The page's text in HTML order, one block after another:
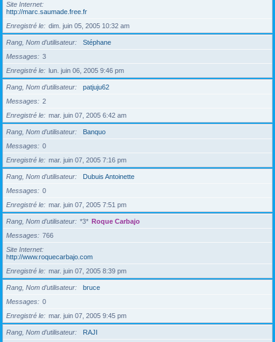
Site Internet
http://marc.saumade.free.fr
Enregistré le
dim. juin 05, 2005 10:32 am
Rang, Nom d’utilisateur
Stéphane
Messages
3
Enregistré le
lun. juin 06, 2005 9:46 pm
Rang, Nom d’utilisateur
patjuju62
Messages
2
Enregistré le
mar. juin 07, 2005 6:42 am
Rang, Nom d’utilisateur
Banquo
Messages
0
Enregistré le
mar. juin 07, 2005 7:16 pm
Rang, Nom d’utilisateur
Dubuis Antoinette
Messages
0
Enregistré le
mar. juin 07, 2005 7:51 pm
Rang, Nom d’utilisateur *3* Roque Carbajo
Messages
766
Site Internet
http://www.roquecarbajo.com
Enregistré le
mar. juin 07, 2005 8:39 pm
Rang, Nom d’utilisateur
bruce
Messages
0
Enregistré le
mar. juin 07, 2005 9:45 pm
Rang, Nom d’utilisateur
RAJI